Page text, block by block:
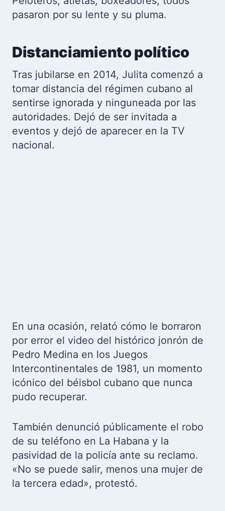
pasaron por su lente y su pluma.
Distanciamiento político
Tras jubilarse en 2014, Julita comenzó a
tomar distancia del régimen cubano al
sentirse ignorada y ninguneada por las
autoridades. Dejó de ser invitada a
eventos y dejó de aparecer en la TV
nacional.
En una ocasión, relató cómo le borraron
por error el video del histórico jonrón de
Pedro Medina en los Juegos
Intercontinentales de 1981, un momento
icónico del béisbol cubano que nunca
pudo recuperar.
También denunció públicamente el robo
de su teléfono en La Habana y la
pasividad de la policía ante su reclamo.
«No se puede salir, menos una mujer de
la tercera edad», protestó.